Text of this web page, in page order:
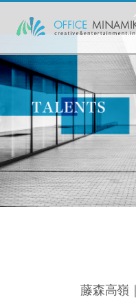
藤森高嶺